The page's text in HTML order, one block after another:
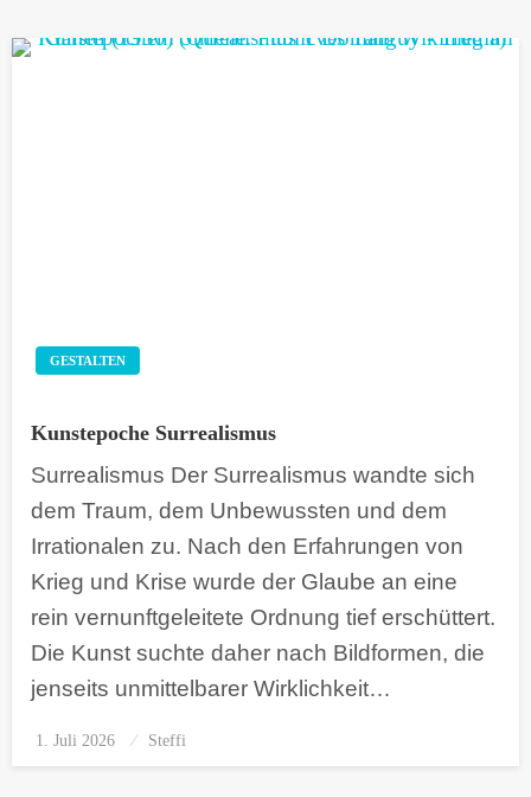
GESTALTEN
Kunstepoche Surrealismus
Surrealismus Der Surrealismus wandte sich
dem Traum, dem Unbewussten und dem
Irrationalen zu. Nach den Erfahrungen von
Krieg und Krise wurde der Glaube an eine
rein vernunftgeleitete Ordnung tief erschüttert.
Die Kunst suchte daher nach Bildformen, die
jenseits unmittelbarer Wirklichkeit…
Posted
on
1. Juli 2026 Steffi